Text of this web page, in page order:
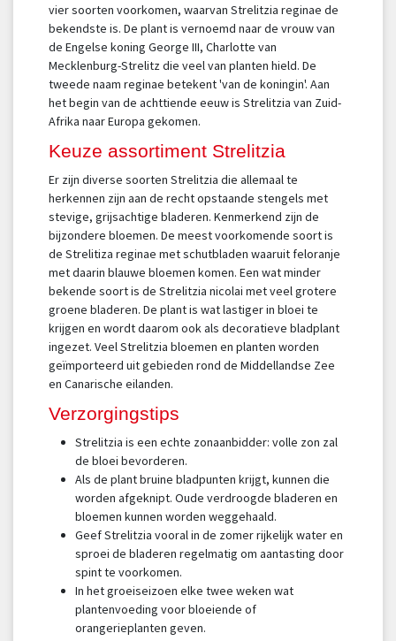
vier soorten voorkomen, waarvan Strelitzia reginae de
bekendste is. De plant is vernoemd naar de vrouw van
de Engelse koning George III, Charlotte van
Mecklenburg-Strelitz die veel van planten hield. De
tweede naam reginae betekent 'van de koningin'. Aan
het begin van de achttiende eeuw is Strelitzia van Zuid-
Afrika naar Europa gekomen.
Keuze assortiment Strelitzia
Er zijn diverse soorten Strelitzia die allemaal te
herkennen zijn aan de recht opstaande stengels met
stevige, grijsachtige bladeren. Kenmerkend zijn de
bijzondere bloemen. De meest voorkomende soort is
de Strelitiza reginae met schutbladen waaruit feloranje
met daarin blauwe bloemen komen. Een wat minder
bekende soort is de Strelitzia nicolai met veel grotere
groene bladeren. De plant is wat lastiger in bloei te
krijgen en wordt daarom ook als decoratieve bladplant
ingezet. Veel Strelitzia bloemen en planten worden
geïmporteerd uit gebieden rond de Middellandse Zee
en Canarische eilanden.
Verzorgingstips
Strelitzia is een echte zonaanbidder: volle zon zal
de bloei bevorderen.
Als de plant bruine bladpunten krijgt, kunnen die
worden afgeknipt. Oude verdroogde bladeren en
bloemen kunnen worden weggehaald.
Geef Strelitzia vooral in de zomer rijkelijk water en
sproei de bladeren regelmatig om aantasting door
spint te voorkomen.
In het groeiseizoen elke twee weken wat
plantenvoeding voor bloeiende of
orangerieplanten geven.